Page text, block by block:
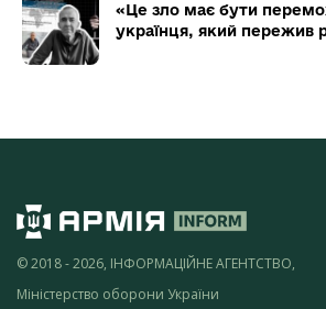
«Це зло має бути
українця, який пережив
© 2018 - 2026, ІНФОРМАЦІЙНЕ АГЕНТСТВО,
Міністерство оборони України